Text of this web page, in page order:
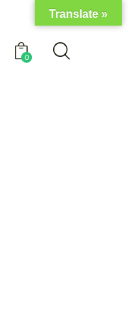
0
Translate »